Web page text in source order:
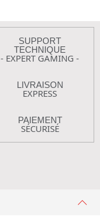
SUPPORT
TECHNIQUE
- EXPERT GAMING -
LIVRAISON
EXPRESS
PAIEMENT
SÉCURISÉ